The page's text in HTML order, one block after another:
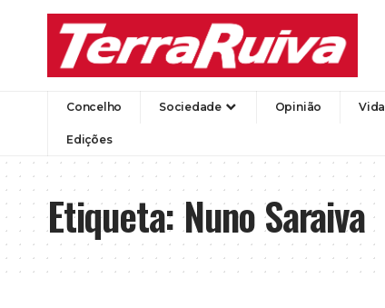
Concelho Sociedade Opinião Vida
Edições
Etiqueta:Nuno Saraiva